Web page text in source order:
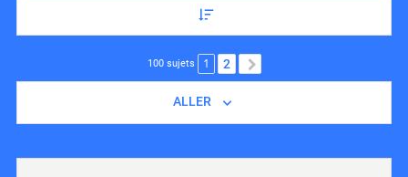
100 sujets 1 2
ALLER